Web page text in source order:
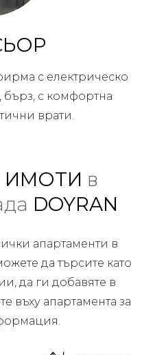
с електрическо
с комфортна
врати.
ИМОТИ в
DOYRAN
апартаменти в
да търсите като
да ги добавяте в
въху апартамента за